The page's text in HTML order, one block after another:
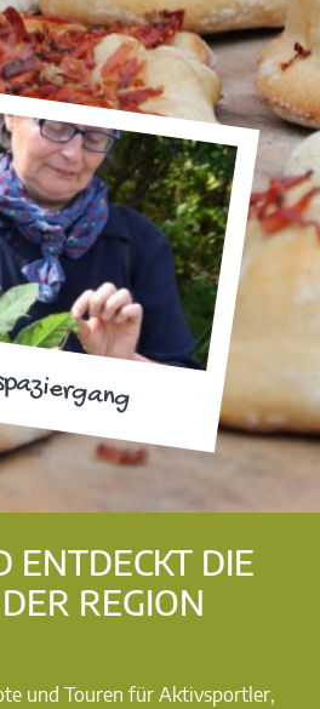
ENTDECKT DIE
REGION
und Touren für Aktivsportler,